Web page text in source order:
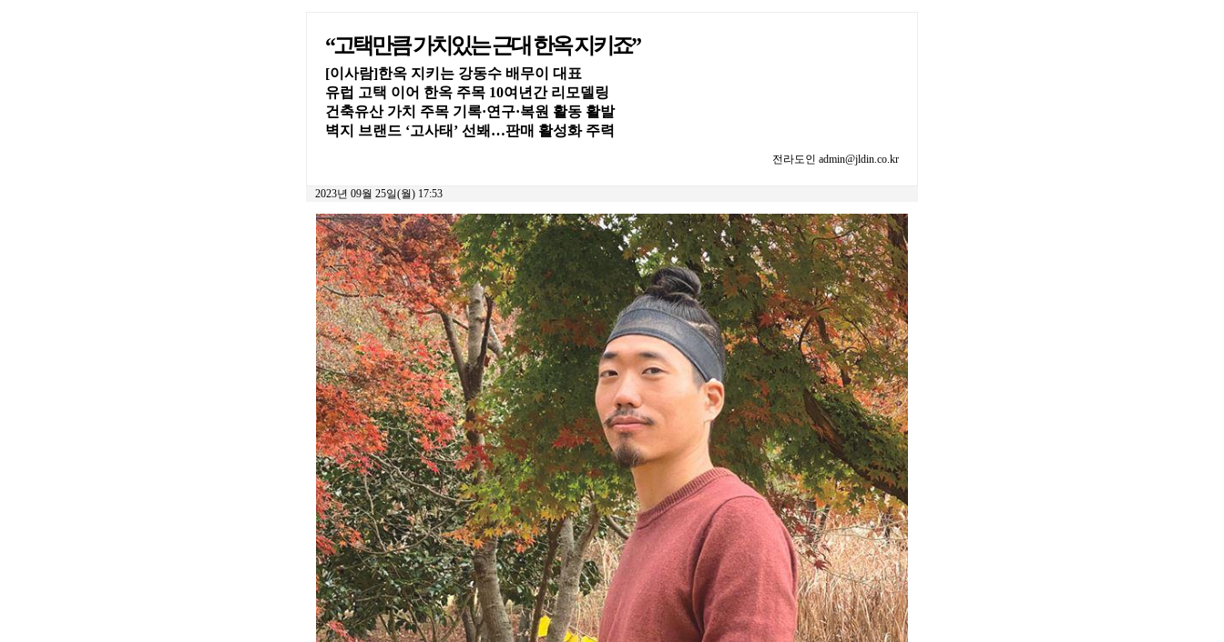
“고택만큼 가치있는 근대 한옥 지키죠”
[이사람]한옥 지키는 강동수 배무이 대표
유럽 고택 이어 한옥 주목 10여년간 리모델링
건축유산 가치 주목 기록·연구·복원 활동 활발
벽지 브랜드 ‘고사태’ 선봬…판매 활성화 주력
전라도인 admin@jldin.co.kr
2023년 09월 25일(월) 17:53